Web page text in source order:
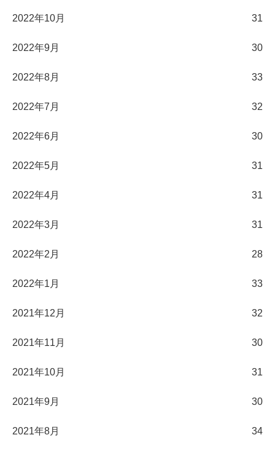
2022年10月 31
2022年9月 30
2022年8月 33
2022年7月 32
2022年6月 30
2022年5月 31
2022年4月 31
2022年3月 31
2022年2月 28
2022年1月 33
2021年12月 32
2021年11月 30
2021年10月 31
2021年9月 30
2021年8月 34